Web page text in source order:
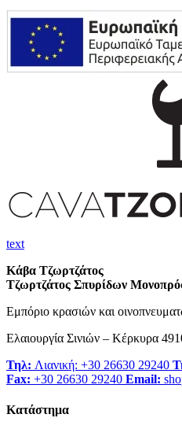
text
Κάβα Τζωρτζάτος
Τζωρτζάτος Σπυρίδων
Εμπόριο κρασιών και
Ελαιουργία Σινιών – Κέρκυρα
Τηλ: Λιανική: +30 26630 29240
Fax: +30 26630 29240 Email:
Κατάστημα